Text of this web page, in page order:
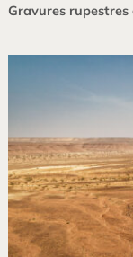
Gravures rupestres